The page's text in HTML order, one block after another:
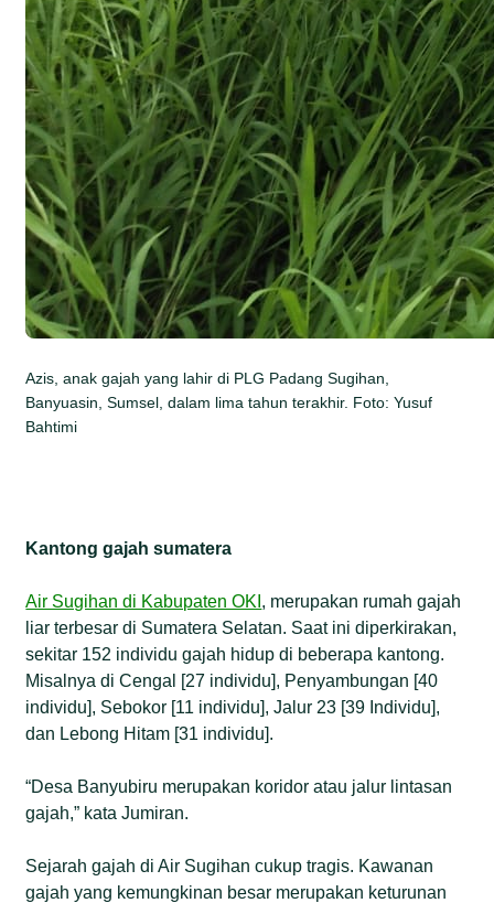
Azis, anak gajah yang lahir di PLG Padang Sugihan,
Banyuasin, Sumsel, dalam lima tahun terakhir. Foto: Yusuf
Bahtimi
Kantong gajah sumatera
Air Sugihan di Kabupaten OKI , merupakan rumah gajah
liar terbesar di Sumatera Selatan. Saat ini diperkirakan,
sekitar 152 individu gajah hidup di beberapa kantong.
Misalnya di Cengal [27 individu], Penyambungan [40
individu], Sebokor [11 individu], Jalur 23 [39 Individu],
dan Lebong Hitam [31 individu].
“Desa Banyubiru merupakan koridor atau jalur lintasan
gajah,” kata Jumiran.
Sejarah gajah di Air Sugihan cukup tragis. Kawanan
gajah yang kemungkinan besar merupakan keturunan